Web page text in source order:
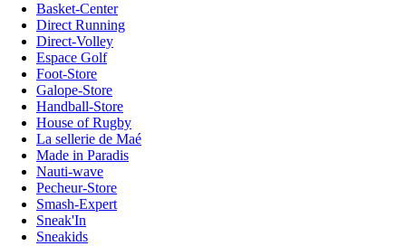
Basket-Center
Direct Running
Direct-Volley
Espace Golf
Foot-Store
Galope-Store
Handball-Store
House of Rugby
La sellerie de Maé
Made in Paradis
Nauti-wave
Pecheur-Store
Smash-Expert
Sneak'In
Sneakids